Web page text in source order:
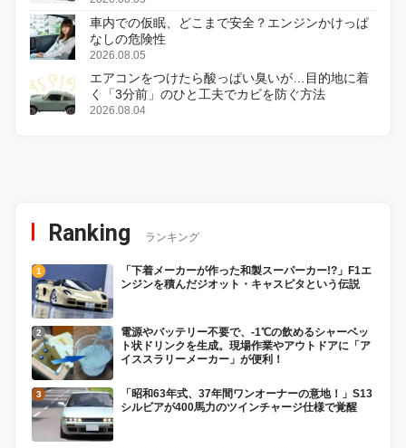
車内での仮眠、どこまで安全？エンジンかけっぱ
なしの危険性
2026.08.05
エアコンをつけたら酸っぱい臭いが…目的地に着
く「3分前」のひと工夫でカビを防ぐ方法
2026.08.04
Ranking ランキング
「下着メーカーが作った和製スーパーカー!?」F1エ
ンジンを積んだジオット・キャスピタという伝説
電源やバッテリー不要で、-1℃の飲めるシャーベッ
ト状ドリンクを生成。現場作業やアウトドアに「ア
イススラリーメーカー」が便利！
「昭和63年式、37年間ワンオーナーの意地！」S13
シルビアが400馬力のツインチャージ仕様で覚醒